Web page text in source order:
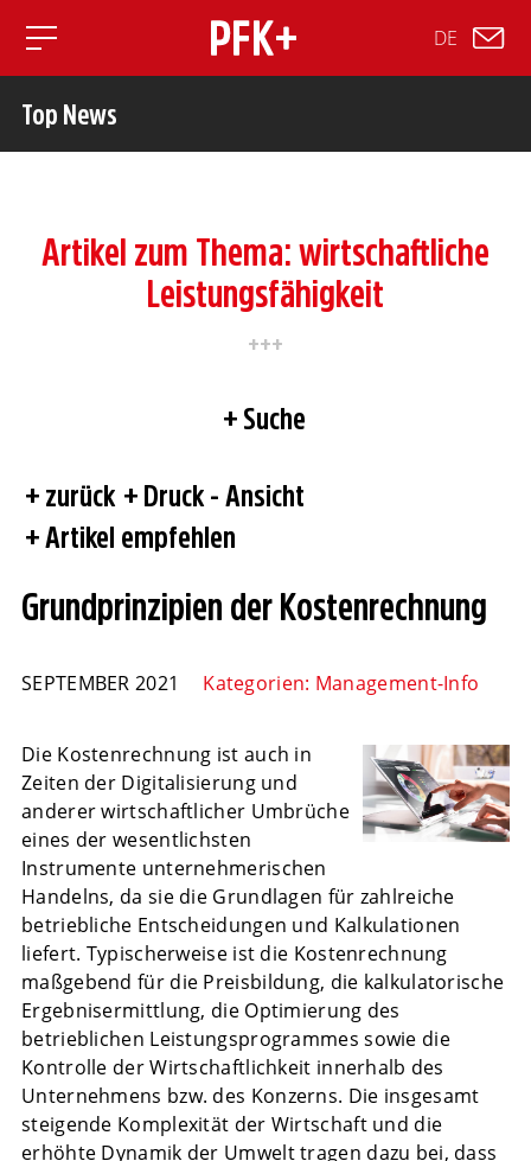
Toggle mobile navigation
DE
Top News
Artikel zum Thema: wirtschaftliche
Leistungsfähigkeit
Suche
zurück
Druck - Ansicht
Artikel empfehlen
Grundprinzipien der Kostenrechnung
SEPTEMBER 2021 Kategorien: Management-Info
Die Kostenrechnung ist auch in
Zeiten der Digitalisierung und
anderer wirtschaftlicher Umbrüche
eines der wesentlichsten
Instrumente unternehmerischen
Handelns, da sie die Grundlagen für zahlreiche
betriebliche Entscheidungen und Kalkulationen
liefert. Typischerweise ist die Kostenrechnung
maßgebend für die Preisbildung, die kalkulatorische
Ergebnisermittlung, die Optimierung des
betrieblichen Leistungsprogrammes sowie die
Kontrolle der Wirtschaftlichkeit innerhalb des
Unternehmens bzw. des Konzerns. Die insgesamt
steigende Komplexität der Wirtschaft und die
erhöhte Dynamik der Umwelt tragen dazu bei, dass